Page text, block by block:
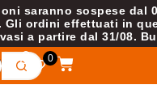
saranno sospese dal
Gli ordini effettuati in
a partire dal 31/08.
0